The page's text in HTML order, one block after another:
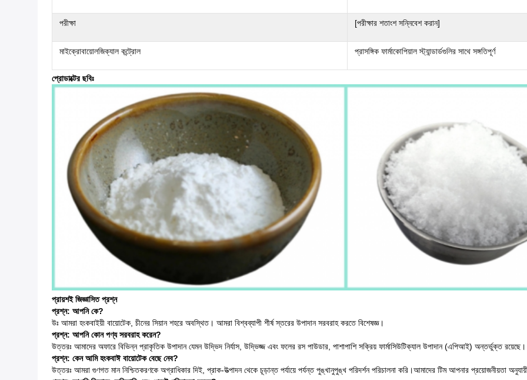
পরীক্ষা [পরীক্ষার শতাংশ সন্নিবেশ করান]
মাইক্রোবায়োলজিক্যাল কন্ট্রোল প্রাসঙ্গিক ফার্মাকোপিয়াল স্ট্যান্ডার্ডগুলির সাথে সঙ্গতিপূর্ণ
প্রোডাক্টের ছবিঃ
প্রায়শই জিজ্ঞাসিত প্রশ্ন
প্রশ্ন: আপনি কে?
উঃ আমরা হংকবাইয়ী বায়োটেক, চীনের সিয়ান শহরে অবস্থিত। আমরা বিশ্বব্যাপী শীর্ষ স্তরের উপাদান সরবরাহ করতে বিশেষজ্ঞ।
প্রশ্ন: আপনি কোন পণ্য সরবরাহ করেন?
উত্তরঃ আমাদের অফারে বিভিন্ন প্রাকৃতিক উপাদান যেমন উদ্ভিদ নির্যাস, উদ্ভিজ্জ এবং ফলের রস পাউডার, পাশাপাশি সক্রিয় ফার্মাসিউটিক্যাল উপাদান (এপিআই) অন্তর্ভুক্ত রয়েছে।
প্রশ্ন: কেন আমি হংকবাঈ বায়োটেক বেছে নেব?
উত্তরঃ আমরা গুণগত মান নিশ্চিতকরণকে অগ্রাধিকার দিই, প্রাক-উত্পাদন থেকে চূড়ান্ত পর্যায়ে পর্যন্ত পুঙ্খানুপুঙ্খ পরিদর্শন পরিচালনা করি।আমাদের টিম আপনার প্রয়োজনীয়তা